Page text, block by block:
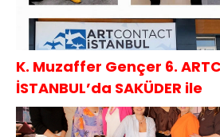
K. Muzaffer Gençer 6.
İSTANBUL’da SAKÜDER ile